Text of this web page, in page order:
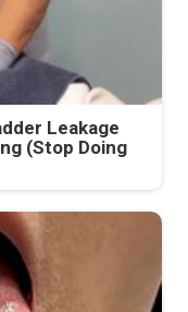
Leakage
(Stop Doing